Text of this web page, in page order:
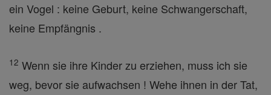
ein Vogel : keine Geburt, keine Schwangerschaft,
keine Empfängnis .
12 Wenn sie ihre Kinder zu erziehen, muss ich sie
weg, bevor sie aufwachsen ! Wehe ihnen in der Tat,